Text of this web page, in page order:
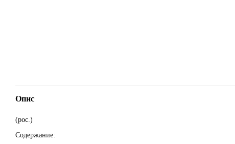
Опис
(рос.)
Содержание: